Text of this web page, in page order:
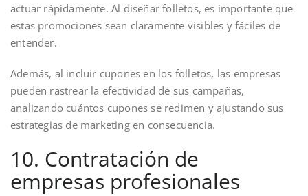
actuar rápidamente. Al diseñar folletos, es importante que
estas promociones sean claramente visibles y fáciles de
entender.
Además, al incluir cupones en los folletos, las empresas
pueden rastrear la efectividad de sus campañas,
analizando cuántos cupones se redimen y ajustando sus
estrategias de marketing en consecuencia.
10. Contratación de
empresas profesionales